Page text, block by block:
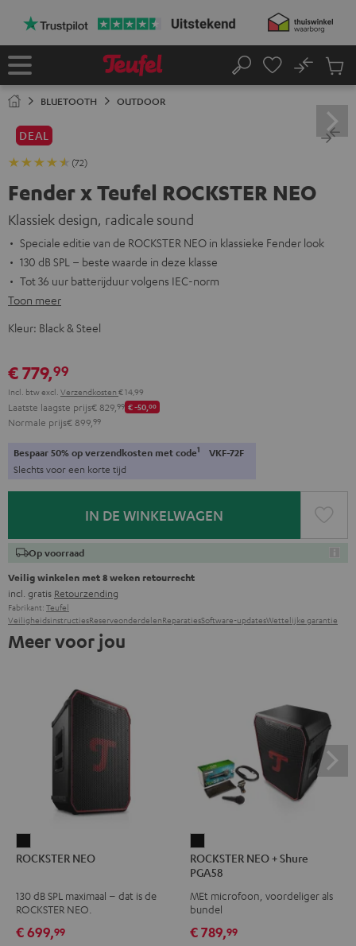
Home Zoeken
No
BLUETOOTH OUTDOOR
DEAL
(72)
Fender x Teufel ROCKSTER NEO
Klassiek design, radicale sound
Speciale editie van de ROCKSTER NEO in klassieke Fender look
130 dB SPL – beste waarde in deze klasse
Tot 36 uur batterijduur volgens IEC-norm
Toon meer
Kleur: Black & Steel
€ 779,99
Incl. btwexcl. Verzendkosten € 14,99
Laatste laagste prijs€ 829, 99 € -50, 00
Normale prijs€ 899, 99
Bespaar 50% op verzendkosten met code1 VKF-72F
Slechts voor een korte tijd
IN DE WINKELWAGEN
Op voorraad
Veilig winkelen met 8 weken retourrecht
incl. gratis Retourzending
Fabrikant: Teufel
VeiligheidsinstructiesReserveonderdelenReparatiesSoftware-updatesWettelijke garantie
Meer voor jou
NEO
ROCKSTER NEO
130 dB SPL maximaal – dat is de
ROCKSTER NEO.
€ 699,99
NEO
+
Shure
PGA58
Zwart
ROCKSTER NEO + Shure
PGA58
MEt microfoon, voordeliger als
bundel
€ 789,99